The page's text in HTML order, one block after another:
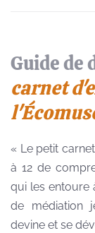
Guide de
carnet
« Le petit
à 12 de
qui les entoure
de médiation
devine et se